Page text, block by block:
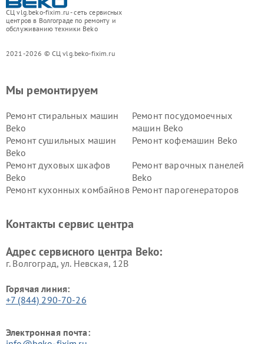
СЦ vlg.beko-fixim.ru - сеть сервисных
центров в Волгограде по ремонту и
обслуживанию техники Beko
2021-2026 © СЦ vlg.beko-fixim.ru
Мы ремонтируем
Ремонт стиральных машин
Beko
Ремонт посудомоечных
машин Beko
Ремонт сушильных машин
Beko
Ремонт кофемашин Beko
Ремонт духовых шкафов
Beko
Ремонт варочных панелей
Beko
Ремонт кухонных комбайнов Ремонт парогенераторов
Ремонт холодильников Beko Ремонт морозильных камер
Контакты сервис центра
Адрес сервисного центра Beko:
г. Волгоград, ул. Невская, 12В
Горячая линия:
+7 (844) 290-70-26
Электронная почта: